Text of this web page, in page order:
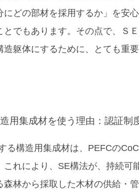
にどの部材を採用するか」を安
とでもあります。その点で、Ｓ
造躯体にするために、とても重
用集成材を使う理由：認証制
る構造用集成材は、PEFCの
これにより、SE構法が、持続可
森林から採取した木材の供給・